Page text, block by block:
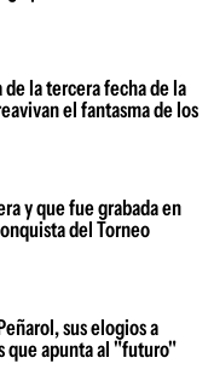
la tercera fecha de la
el fantasma de los
y que fue grabada en
del Torneo
sus elogios a
que apunta al "futuro"